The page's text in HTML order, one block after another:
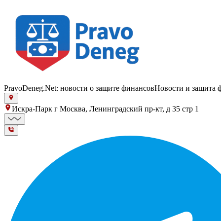
PravoDeneg.Net: новости о защите финансовНовости и защита
Искра-Парк г Москва, Ленинградский пр-кт, д 35 стр 1